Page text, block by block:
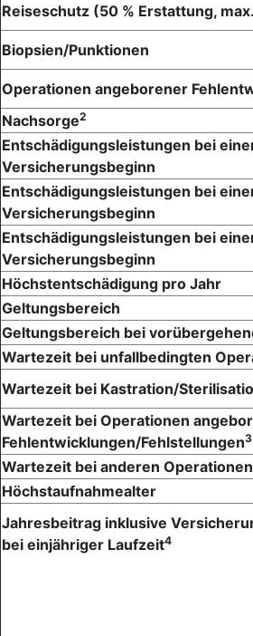
Reiseschutz (50 % Erstattung,
Biopsien/Punktionen
Operationen angeborener
Nachsorge2
Entschädigungsleistungen bei
Versicherungsbeginn
Entschädigungsleistungen bei
Versicherungsbeginn
Entschädigungsleistungen bei
Versicherungsbeginn
Höchstentschädigung pro Jahr
Geltungsbereich
Geltungsbereich bei
Wartezeit bei unfallbedingten
Wartezeit bei Kastration/
Wartezeit bei Operationen
Fehlentwicklungen/Fehlstellungen3
Wartezeit bei anderen Operationen
Höchstaufnahmealter
Jahresbeitrag inklusive
bei einjähriger Laufzeit4